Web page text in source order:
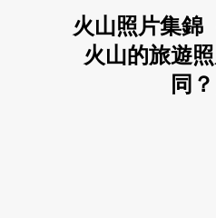
火山照片集錦
火山的旅遊
同？